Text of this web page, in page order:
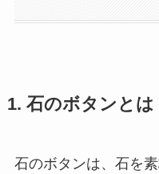
1. 石のボタンとは
石のボタンは、石を